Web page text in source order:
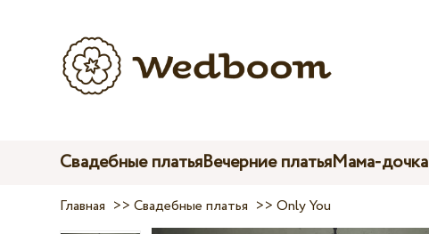
Свадебные платьяВечерние платьяМама-дочка
Главная >>Свадебные платья >>Only You